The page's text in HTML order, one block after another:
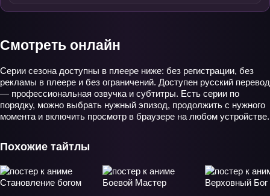
Смотреть онлайн
Серии сезона доступны в плеере ниже: без регистрации, без
рекламы в плеере и без ограничений. Доступен русский перевод
— профессиональная озвучка и субтитры. Есть серии по
порядку, можно выбрать нужный эпизод, продолжить с нужного
момента и включить просмотр в браузере на любом устройстве.
Похожие тайтлы